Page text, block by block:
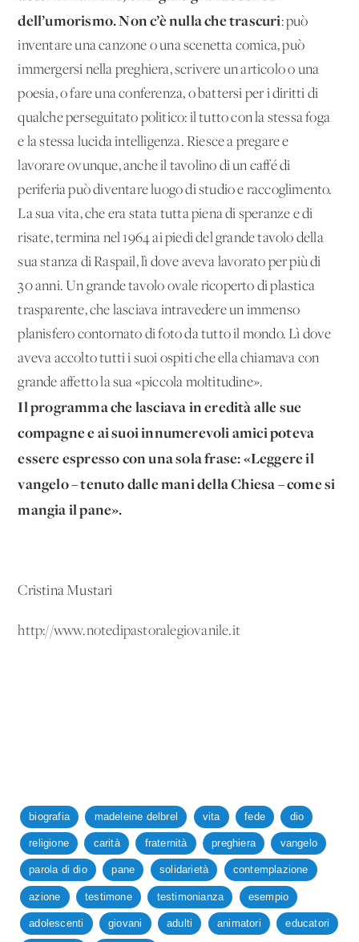
dell’umorismo. Non c’è nulla che trascuri: può
inventare una canzone o una scenetta comica, può
immergersi nella preghiera, scrivere un articolo o una
poesia, o fare una conferenza, o battersi per i diritti di
qualche perseguitato politico: il tutto con la stessa foga
e la stessa lucida intelligenza. Riesce a pregare e
lavorare ovunque, anche il tavolino di un caffé di
periferia può diventare luogo di studio e raccoglimento.
La sua vita, che era stata tutta piena di speranze e di
risate, termina nel 1964 ai piedi del grande tavolo della
sua stanza di Raspail, lì dove aveva lavorato per più di
30 anni. Un grande tavolo ovale ricoperto di plastica
trasparente, che lasciava intravedere un immenso
planisfero contornato di foto da tutto il mondo. Lì dove
aveva accolto tutti i suoi ospiti che ella chiamava con
grande affetto la sua «piccola moltitudine».
Il programma che lasciava in eredità alle sue
compagne e ai suoi innumerevoli amici poteva
essere espresso con una sola frase: «Leggere il
vangelo – tenuto dalle mani della Chiesa – come si
mangia il pane».
Cristina Mustari
http://www.notedipastoralegiovanile.it
biografia madeleine delbrel vita fede dio
religione carità fraternità preghiera vangelo
parola di dio pane solidarietà contemplazione
azione testimone testimonianza esempio
adolescenti giovani adulti animatori educatori